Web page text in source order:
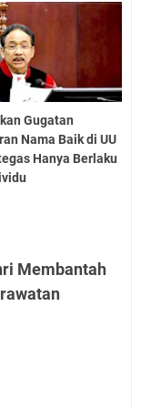
Gugatan
Nama Baik di UU
Hanya Berlaku
Membantah